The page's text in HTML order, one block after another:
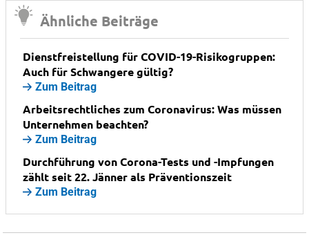
Ähnliche Beiträge
Dienstfreistellung für COVID-19-Risikogruppen:
Auch für Schwangere gültig?
Zum Beitrag
Arbeitsrechtliches zum Coronavirus: Was müssen
Unternehmen beachten?
Zum Beitrag
Durchführung von Corona-Tests und -Impfungen
zählt seit 22. Jänner als Präventionszeit
Zum Beitrag